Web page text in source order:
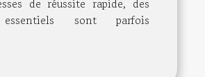
essentiels sont parfois